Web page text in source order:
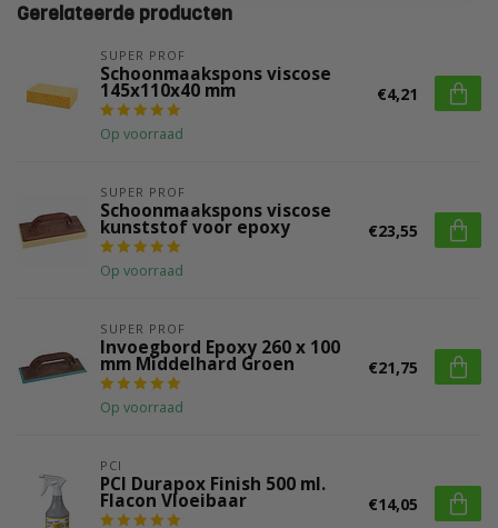
Gerelateerde producten
SUPER PROF
Schoonmaakspons viscose
145x110x40 mm
Op voorraad
€4,21
SUPER PROF
Schoonmaakspons viscose
kunststof voor epoxy
Op voorraad
€23,55
SUPER PROF
Invoegbord Epoxy 260 x 100
mm Middelhard Groen
Op voorraad
€21,75
PCI
PCI Durapox Finish 500 ml.
Flacon Vloeibaar €14,05